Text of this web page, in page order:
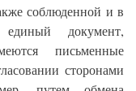
соблюденной и в
документ,
письменные
сторонами